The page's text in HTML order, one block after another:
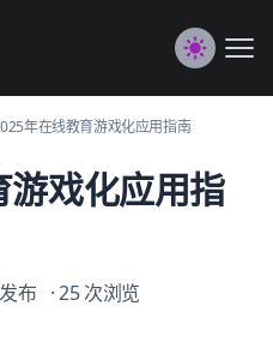
Switch
年在线教育游戏化应用指南
戏化应用指
布 · 25 次浏览